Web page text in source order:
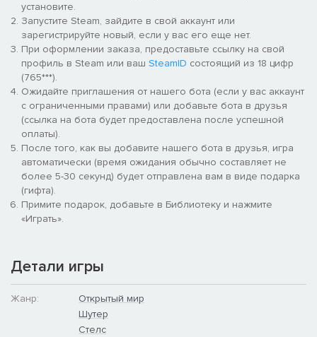
установите.
Запустите Steam, зайдите в свой аккаунт или
зарегистрируйте новый, если у вас его еще нет.
При оформлении заказа, предоставьте ссылку на свой
профиль в Steam или ваш SteamID состоящий из 18 цифр
(765***).
Ожидайте приглашения от нашего бота (если у вас аккаунт
с ограниченными правами) или добавьте бота в друзья
(ссылка на бота будет предоставлена после успешной
оплаты).
После того, как вы добавите нашего бота в друзья, игра
автоматически (время ожидания обычно составляет не
более 5-30 секунд) будет отправлена вам в виде подарка
(гифта).
Примите подарок, добавьте в Библиотеку и нажмите
«Играть».
Детали игры
Жанр:
Открытый мир
Шутер
Стелс